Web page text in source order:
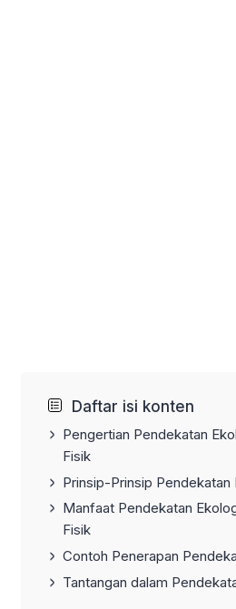
Daftar isi konten
Pengertian Pendekatan
Fisik
Prinsip-Prinsip Pendekatan
Manfaat Pendekatan
Fisik
Contoh Penerapan
Tantangan dalam